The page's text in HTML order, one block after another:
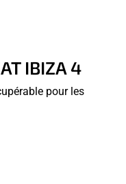
IBIZA 4
pour les